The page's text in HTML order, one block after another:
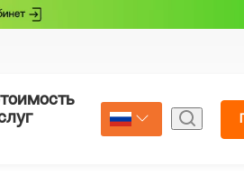
Страхование
Select Language